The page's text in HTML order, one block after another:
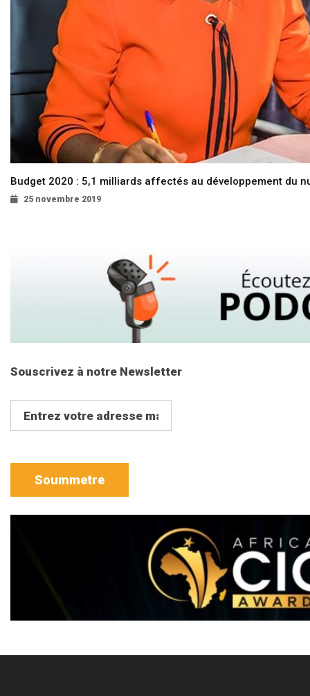
Budget 2020 : 5,1 milliards affectés au développement du
25 novembre 2019
Souscrivez à notre Newsletter